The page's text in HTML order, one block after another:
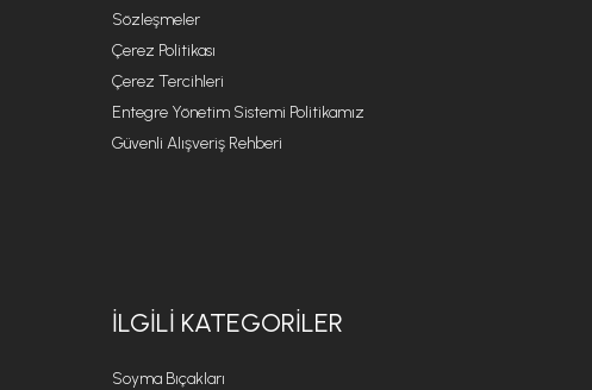
Sözleşmeler
Çerez Politikası
Çerez Tercihleri
Entegre Yönetim Sistemi Politikamız
Güvenli Alışveriş Rehberi
İLGILI KATEGORILER
Soyma Bıçakları